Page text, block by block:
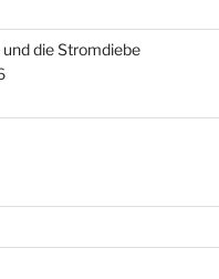
und die Stromdiebe